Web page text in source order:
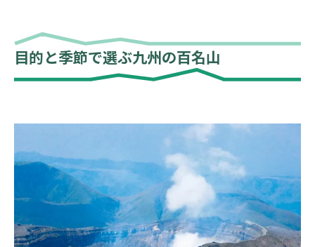
目的と季節で選ぶ九州の百名山